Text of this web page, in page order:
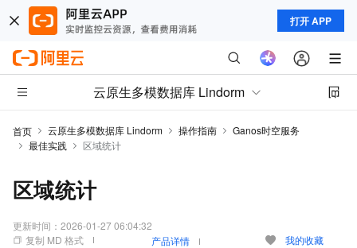
打开 APP
云原生多模数据库 Lindorm
首页 云原生多模数据库 Lindorm 操作指南
Ganos时空服务
最佳实践
区域统计
区域统计
更新时间： 2026-01-27 06:04:32
复制 MD 格式
产品详情 我的收藏